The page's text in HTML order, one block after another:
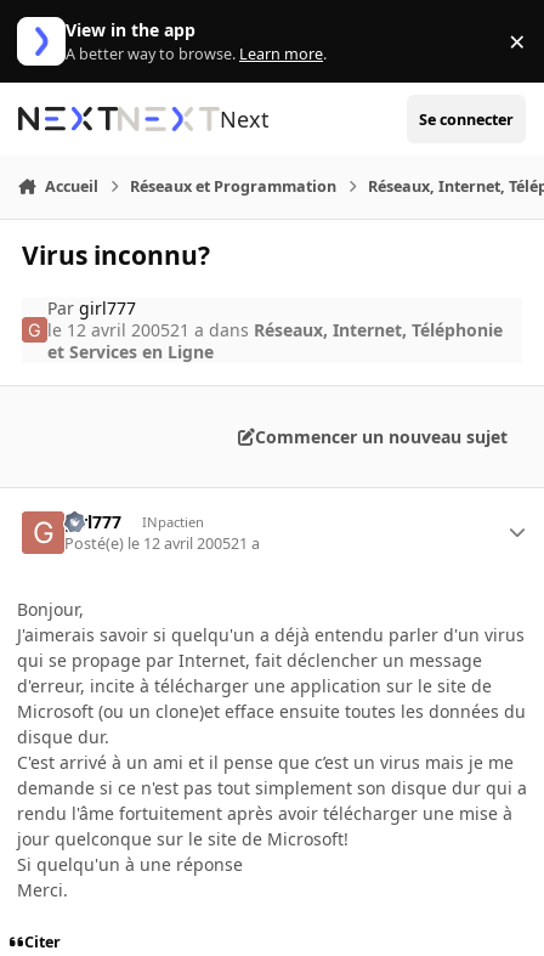
Aller au contenu
View in the app
A better way to browse. Learn more. ×
Next Se connecter
Accueil Réseaux et Programmation Réseaux, Internet,
Virus inconnu?
Pargirl777
le 12 avril 200521 a dans Réseaux, Internet, Téléphonie
et Services en Ligne
Commencer un nouveau sujet
girl777 INpactien
Posté(e) le 12 avril 200521 a
Bonjour,
J'aimerais savoir si quelqu'un a déjà entendu parler d'un virus
qui se propage par Internet, fait déclencher un message
d'erreur, incite à télécharger une application sur le site de
Microsoft (ou un clone)et efface ensuite toutes les données du
disque dur.
C'est arrivé à un ami et il pense que c’est un virus mais je me
demande si ce n'est pas tout simplement son disque dur qui a
rendu l'âme fortuitement après avoir télécharger une mise à
jour quelconque sur le site de Microsoft!
Si quelqu'un à une réponse
Merci.
Citer